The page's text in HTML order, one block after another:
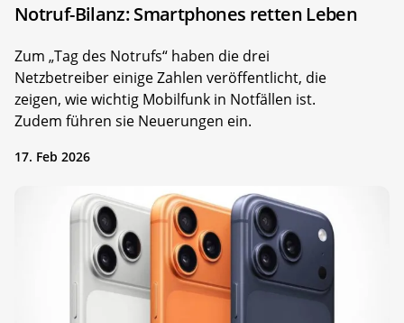
Notruf-Bilanz: Smartphones retten Leben
Zum „Tag des Notrufs“ haben die drei
Netzbetreiber einige Zahlen veröffentlicht, die
zeigen, wie wichtig Mobilfunk in Notfällen ist.
Zudem führen sie Neuerungen ein.
17. Feb 2026